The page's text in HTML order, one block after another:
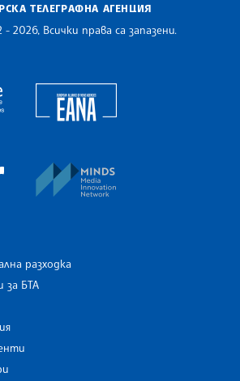
ТЕЛЕГРАФНА АГЕНЦИЯ
2026, Всички права са запазени.
The Assocoation of the Balkan News Agencies
European Newsroom
разходка
за БТА